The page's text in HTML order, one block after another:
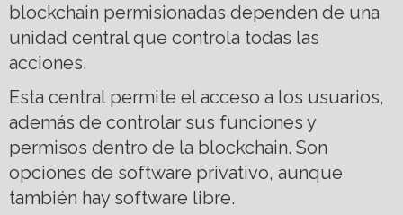
blockchain permisionadas dependen de una
unidad central que controla todas las
acciones.
Esta central permite el acceso a los usuarios,
además de controlar sus funciones y
permisos dentro de la blockchain. Son
opciones de software privativo, aunque
también hay software libre.